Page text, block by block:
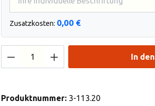
Zusatzkosten: 0,00 €
Produkt Anzahl: Gib den
In
Produktnummer: 3-113.20